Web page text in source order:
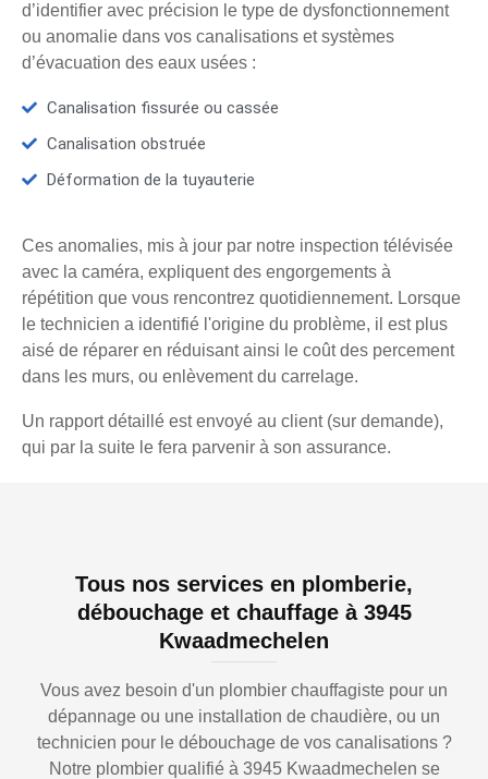
d’identifier avec précision le type de dysfonctionnement
ou anomalie dans vos canalisations et systèmes
d’évacuation des eaux usées :
Canalisation fissurée ou cassée
Canalisation obstruée
Déformation de la tuyauterie
Ces anomalies, mis à jour par notre inspection télévisée
avec la caméra, expliquent des engorgements à
répétition que vous rencontrez quotidiennement. Lorsque
le technicien a identifié l'origine du problème, il est plus
aisé de réparer en réduisant ainsi le coût des percement
dans les murs, ou enlèvement du carrelage.
Un rapport détaillé est envoyé au client (sur demande),
qui par la suite le fera parvenir à son assurance.
Tous nos services en plomberie,
débouchage et chauffage à 3945
Kwaadmechelen
Vous avez besoin d'un plombier chauffagiste pour un
dépannage ou une installation de chaudière, ou un
technicien pour le débouchage de vos canalisations ?
Notre plombier qualifié à 3945 Kwaadmechelen se